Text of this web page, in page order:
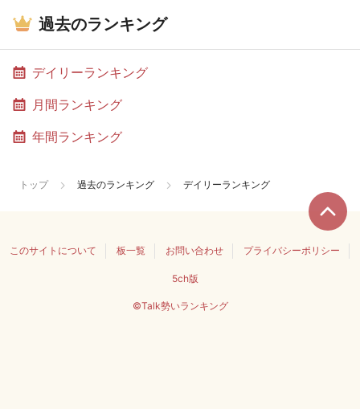
過去のランキング
デイリーランキング
月間ランキング
年間ランキング
トップ 過去のランキング デイリーランキング
このサイトについて 板一覧 お問い合わせ プライバシーポリシー
5ch版
©Talk勢いランキング